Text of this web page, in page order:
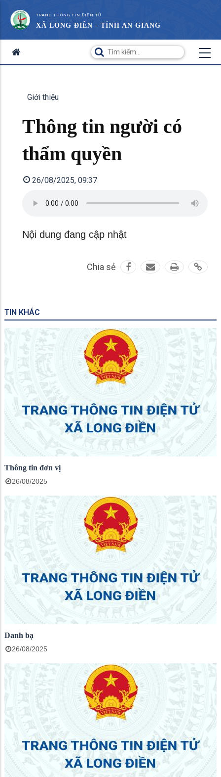
TRANG THÔNG TIN ĐIỆN TỬ
XÃ LONG ĐIỀN - TỈNH AN GIANG
Giới thiệu
Thông tin người có
thẩm quyền
26/08/2025, 09:37
Nội dung đang cập nhật
Chia sẻ
TIN KHÁC
Thông tin đơn vị
26/08/2025
Danh bạ
26/08/2025